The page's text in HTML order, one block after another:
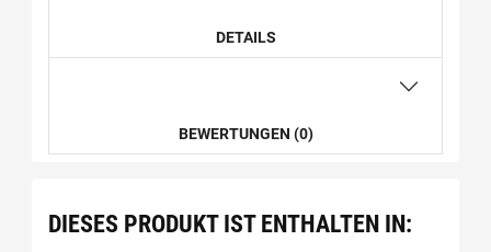
DETAILS
BEWERTUNGEN (0)
DIESES PRODUKT IST ENTHALTEN IN: